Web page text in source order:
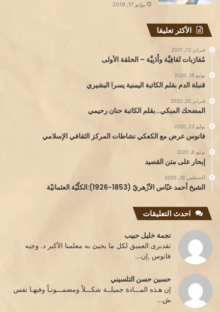
يوليو 17, 2019
الأكثر تعليقا
فبراير 12, 2021
مُقارَبات ثَقافِيَّة وأَدَبِيَّة – الحلقة الأولى
يونيو 15, 2020
قنبلة الدم بقلم الكاتبة اليمنية يسرا البشيري
فبراير 20, 2020
المضحك المبكي…بقلم الكاتبة حنان رحيمي
يوليو 23, 2020
فانوس عرض مع الكعكي نشاطات المركز الثقافي الإسلامي
يونيو 8, 2020
إبحار على متن القصيد
أغسطس 26, 2020
الشيخ أحمد عبّاس الأزْهريّ (1853-1926):الكلّيّة العثمانيّة
احدث التعليقات
نجمة خليل حبيب
تقدبرى العميق لكل ما يجيئ به معلمنا الأكبر د. وجيه
فانوس ,إن...
حسين حسن التلسيني
إن هـذه المـــادة جميلــة شكـــلاً ومضمـــونـاً وفيهـا نفس
ش...